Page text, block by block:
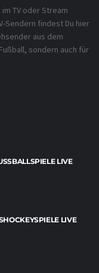
TV oder Stream
Sendern findest Du hier
aus dem
sondern auch für
LIVE Ü
LIVE